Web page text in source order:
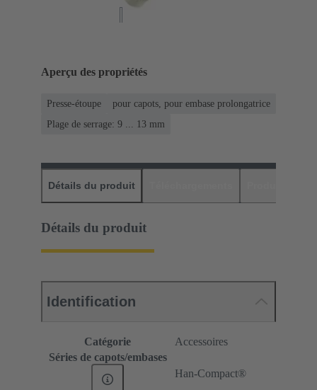
Aperçu des propriétés
Presse-étoupe
pour capots, pour embase prolongatrice
Plage de serrage: 9 ... 13 mm
Détails du produit
Détails du produit
Identification
Catégorie
Accessoires
Séries de capots/embases
Han-Compact®